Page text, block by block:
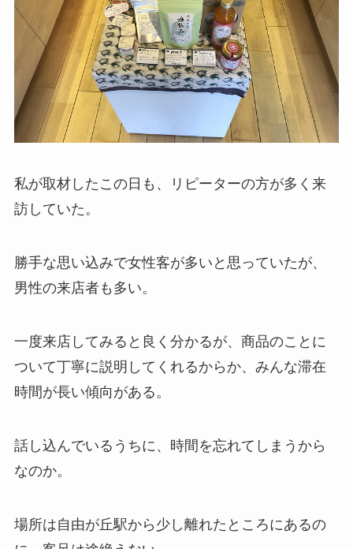
私が取材したこの日も、リピーターの方が多く来
訪していた。
勝手な思い込みで女性客が多いと思っていたが、
男性の来店者も多い。
一度来店してみると良く分かるが、商品のことに
ついて丁寧に説明してくれるからか、みんな滞在
時間が長い傾向がある。
話し込んでいるうちに、時間を忘れてしまうから
なのか。
場所は自由が丘駅から少し離れたところにあるの